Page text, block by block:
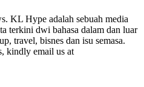
KL Hype adalah sebuah media
terkini dwi bahasa dalam dan luar
travel, bisnes dan isu semasa.
kindly email us at